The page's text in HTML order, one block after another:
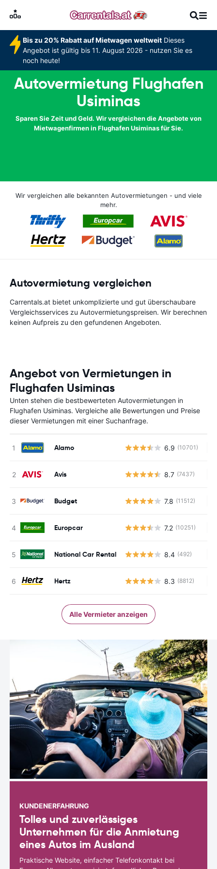
Bis zu 20% Rabatt auf Mietwagen weltweitDieses
Angebot ist gültig bis 11. August 2026 - nutzen Sie es
noch heute!
Autovermietung Flughafen
Usiminas
Sparen Sie Zeit und Geld. Wir vergleichen die Angebote von
Mietwagenfirmen in Flughafen Usiminas für Sie.
Wir vergleichen alle bekannten Autovermietungen - und viele
mehr.
Autovermietung vergleichen
Carrentals.at bietet unkomplizierte und gut überschaubare
Vergleichsservices zu Autovermietungspreisen. Wir berechnen
keinen Aufpreis zu den gefundenen Angeboten.
Angebot von Vermietungen in
Flughafen Usiminas
Unten stehen die bestbewerteten Autovermietungen in
Flughafen Usiminas. Vergleiche alle Bewertungen und Preise
dieser Vermietungen mit einer Suchanfrage.
Alamo 6.9 (10701)
Avis 8.7 (7437)
Budget 7.8 (11512)
Europcar 7.2 (10251)
National Car Rental 8.4 (492)
Hertz 8.3 (8812)
Alle Vermieter anzeigen
KUNDENERFAHRUNG
Tolles und zuverlässiges
Unternehmen für die Anmietung
eines Autos im Ausland
Praktische Website, einfacher Telefonkontakt bei